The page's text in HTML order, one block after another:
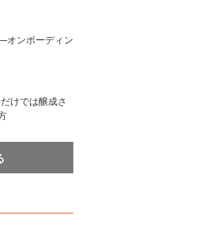
オンボーディン
けでは醸成さ